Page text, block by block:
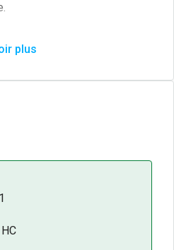
adaptée à diverses
pour tout porteur de
sur un emplacement
du 8 Mai 1945, axe
de Poitiers.
plus